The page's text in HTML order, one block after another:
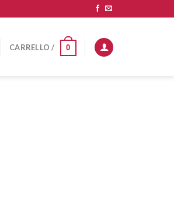
CARRELLO / 0